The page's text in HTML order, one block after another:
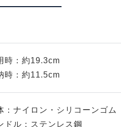
時：約19.3cm
時：約11.5cm
：ナイロン・シリコーンゴム
ドル：ステンレス鋼